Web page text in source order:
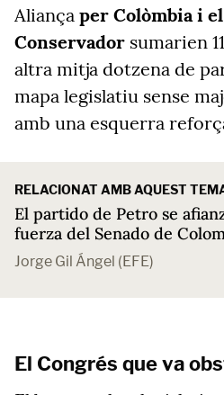
Aliança per Colòmbia i
Conservador sumarien
altra mitja dotzena de
mapa legislatiu sense
amb una esquerra
RELACIONAT AMB AQUEST
El partido de Petro se
fuerza del Senado de
Jorge Gil Ángel (EFE)
El Congrés que va